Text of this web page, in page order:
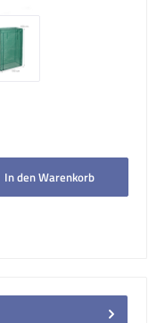
benutze die Schaltflächen um
In den Warenkorb